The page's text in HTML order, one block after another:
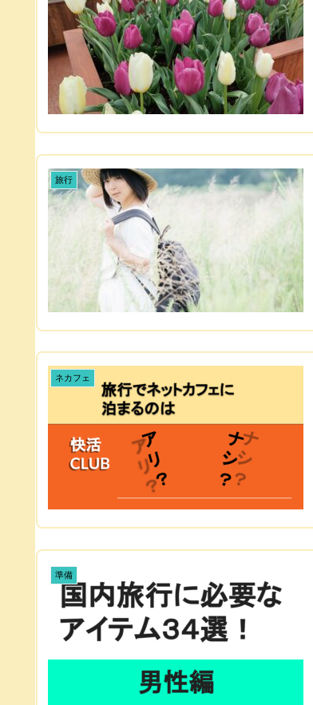
旅行
ネカフェ
準備